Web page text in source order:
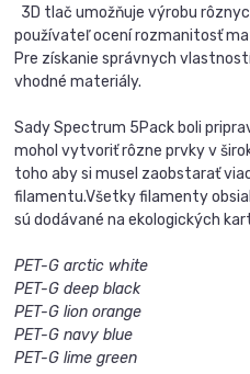
3D tlač umožňuje výrobu
používateľ ocení rozmanitosť
Pre získanie správnych
vhodné materiály.
Sady Spectrum 5Pack boli
mohol vytvoriť rôzne prvky v
toho aby si musel zaobstarať
filamentu.Všetky filamenty
sú dodávané na ekologických
PET-G arctic white
PET-G deep black
PET-G lion orange
PET-G navy blue
PET-G lime green